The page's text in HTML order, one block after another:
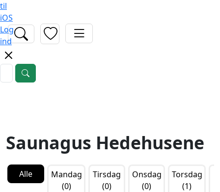
til
iOS
Log
ind
Saunagus Hedehusene
Alle
Mandag
(0)
Tirsdag
(0)
Onsdag
(0)
Torsdag
(1)